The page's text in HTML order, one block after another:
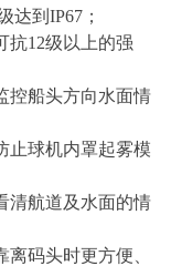
达到 IP67 ；
抗12级以 上的强
控船头方向水面情
止球机内罩起雾模
清航道及水面的情
码头时更方便、